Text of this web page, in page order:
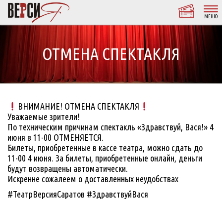
МЕНЮ
ОТМЕНА СПЕКТАКЛЯ
ВНИМАНИЕ! ОТМЕНА СПЕКТАКЛЯ
Уважаемые зрители!
По техническим причинам спектакль «Здравствуй, Вася!» 4
июня в 11-00 ОТМЕНЯЕТСЯ.
Билеты, приобретенные в кассе театра, можно сдать до
11-00 4 июня. За билеты, приобретенные онлайн, деньги
будут возвращены автоматически.
Искренне сожалеем о доставленных неудобствах
#ТеатрВерсияСаратов #ЗдравствуйВася